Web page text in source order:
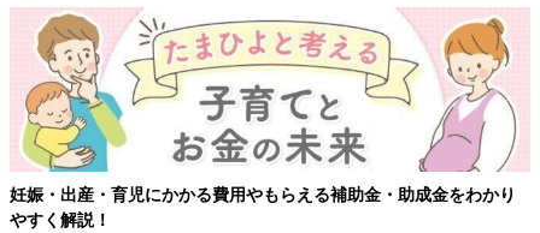
妊娠・出産・育児にかかる費用やもらえる補助金・助成金をわかり
やすく解説！